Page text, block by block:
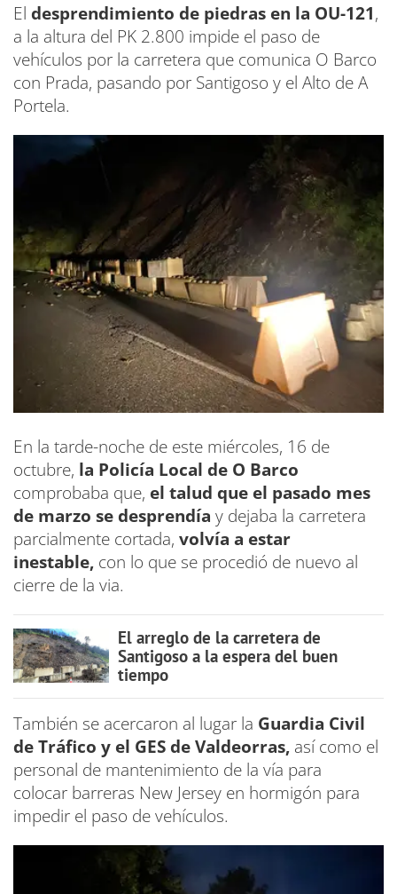
El desprendimiento de piedras en la OU-121,
a la altura del PK 2.800 impide el paso de
vehículos por la carretera que comunica O Barco
con Prada, pasando por Santigoso y el Alto de A
Portela.
En la tarde-noche de este miércoles, 16 de
octubre, la Policía Local de O Barco
comprobaba que, el talud que el pasado mes
de marzo se desprendía y dejaba la carretera
parcialmente cortada, volvía a estar
inestable, con lo que se procedió de nuevo al
cierre de la via.
El arreglo de la carretera de
Santigoso a la espera del buen
tiempo
También se acercaron al lugar la Guardia Civil
de Tráfico y el GES de Valdeorras, así como el
personal de mantenimiento de la vía para
colocar barreras New Jersey en hormigón para
impedir el paso de vehículos.